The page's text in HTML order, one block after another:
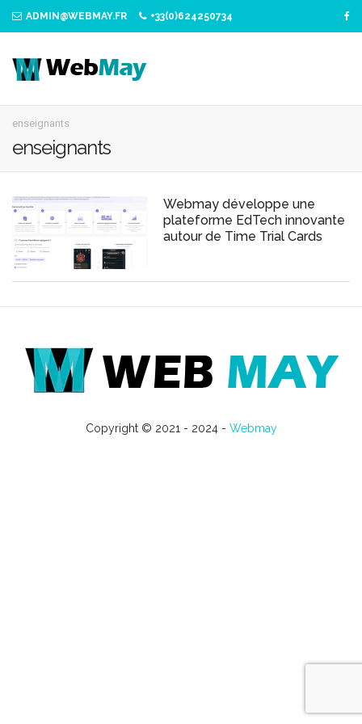
ADMIN@WEBMAY.FR +33(0)624250734
enseignants
enseignants
Webmay développe une
plateforme EdTech innovante
autour de Time Trial Cards
Copyright © 2021 - 2024 - Webmay